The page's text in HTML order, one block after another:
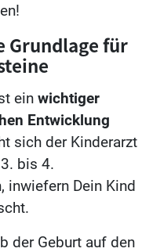
Grundlage für
ein wichtiger
Entwicklung
sich der Kinderarzt
bis 4.
inwiefern Dein Kind
der Geburt auf den